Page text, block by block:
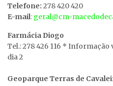
Telefone: 278 420 420
E-mail: geral@cm-
Farmácia Diogo
Tel.: 278 426 116 * Informação
dia 2
Geoparque Terras de